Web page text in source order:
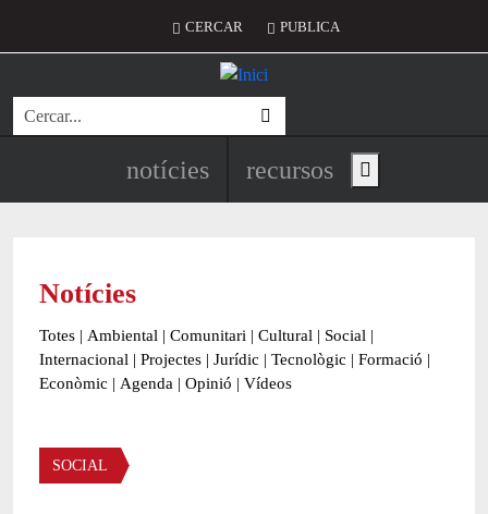
Menú del compte d'usuari
CERCAR PUBLICA
Cerca
Navegació principal de
notícies recursos Show main menu
Notícies
Totes | Ambiental | Comunitari | Cultural | Social |
Internacional | Projectes | Jurídic | Tecnològic | Formació |
Econòmic | Agenda | Opinió | Vídeos
Àmbit de la notícia
SOCIAL